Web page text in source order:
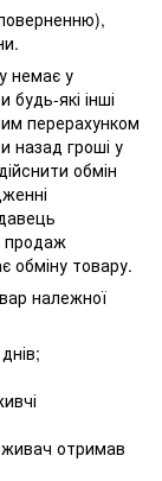
немає у
які інші
перерахунком
назад гроші у
обмін
продаж
обміну товару.
належної
отримав